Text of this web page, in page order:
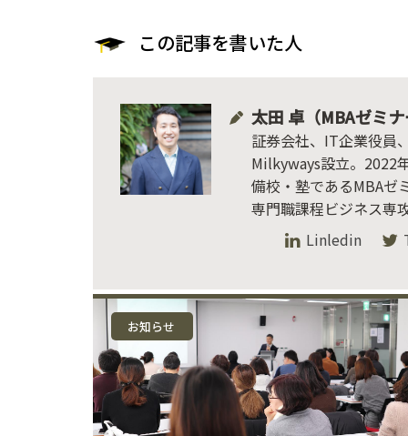
この記事を書いた人
太田 卓（MBAゼミ
証券会社、IT企業役員
Milkyways設立。2022
備校・塾であるMBAゼ
専門職課程ビジネス専
Linledin
お知らせ